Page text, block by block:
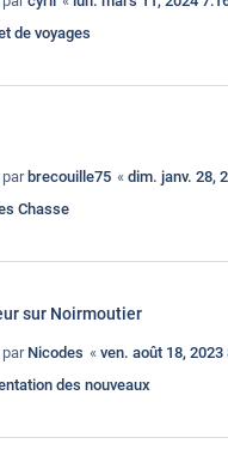
de voyages
par brecouille75 « dim. janv. 28,
Chasse
sur Noirmoutier
parNicodes « ven. août 18, 2023
des nouveaux